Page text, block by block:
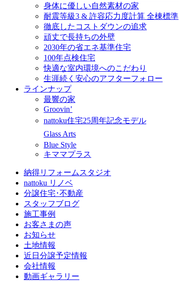
身体に優しい自然素材の家
耐震等級3 & 許容応力度計算 全棟標準
徹底したコストダウンの追求
頑丈で長持ちの外壁
2030年の省エネ基準住宅
100年点検住宅
快適な室内環境へのこだわり
生涯続く安心のアフターフォロー
ラインナップ
最響の家
Groovin’
nattoku住宅25周年記念モデル
Glass Arts
Blue Style
キママプラス
納得リフォームスタジオ
nattoku リノベ
分譲住宅･不動産
スタッフブログ
施工事例
お客さまの声
お知らせ
土地情報
近日分譲予定情報
会社情報
動画ギャラリー